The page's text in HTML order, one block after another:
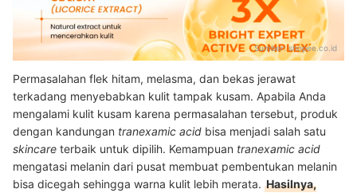
Sumber:shopee.co.id
Permasalahan flek hitam, melasma, dan bekas jerawat
terkadang menyebabkan kulit tampak kusam. Apabila Anda
mengalami kulit kusam karena permasalahan tersebut, produk
dengan kandungan tranexamic acid bisa menjadi salah satu
skincare terbaik untuk dipilih. Kemampuan tranexamic acid
mengatasi melanin dari pusat membuat pembentukan melanin
bisa dicegah sehingga warna kulit lebih merata. Hasilnya,